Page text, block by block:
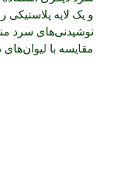
و یک لایه
مقایسه با لیوان‌های